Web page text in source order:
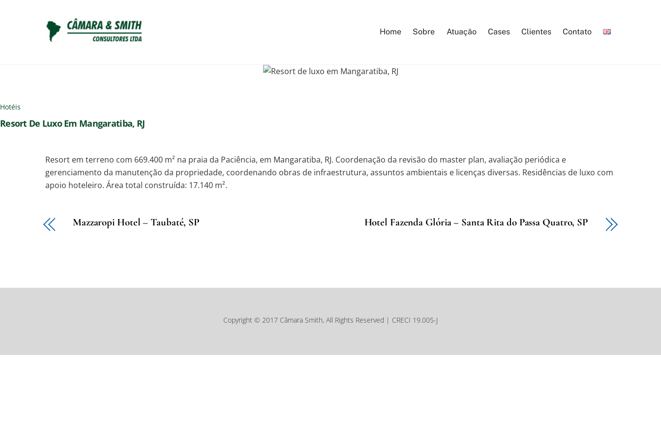
Home Sobre Atuação Cases Clientes Contato
Hotéis
Resort De Luxo Em Mangaratiba, RJ
Resort em terreno com 669.400 m² na praia da Paciência, em Mangaratiba, RJ. Coordenação da revisão do master plan, avaliação periódica e
gerenciamento da manutenção da propriedade, coordenando obras de infraestrutura, assuntos ambientais e licenças diversas. Residências de luxo com
apoio hoteleiro. Área total construída: 17.140 m².
Mazzaropi Hotel – Taubaté, SP Hotel Fazenda Glória – Santa Rita do Passa Quatro, SP
Copyright © 2017 Câmara Smith, All Rights Reserved | CRECI 19.005-J